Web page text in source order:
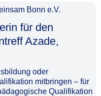
Bonn e.V.
für den
Azade,
oder
mitbringen – für
Qualifikation